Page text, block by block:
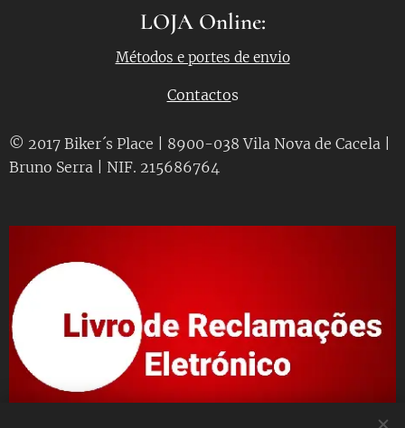
LOJA Online:
Métodos e portes de envio
Contactos
© 2017 Biker´s Place | 8900-038 Vila Nova de Cacela |
Bruno Serra | NIF. 215686764